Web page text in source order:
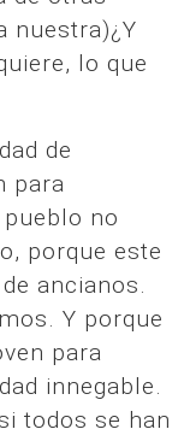
nuestra)¿Y
lo que
de
para
no
porque este
ancianos.
Y porque
para
innegable.
todos se han